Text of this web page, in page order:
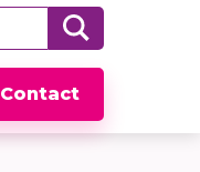
Contact